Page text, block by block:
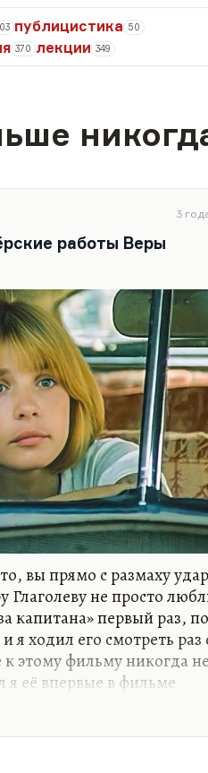
публицистика 50
370 лекции 349
3
работы Веры
вы прямо с размаху
Глаголеву не просто
капитана» первый раз,
я ходил его смотреть раз
этому фильму никогда не
её впервые в фильме
переиграла его,